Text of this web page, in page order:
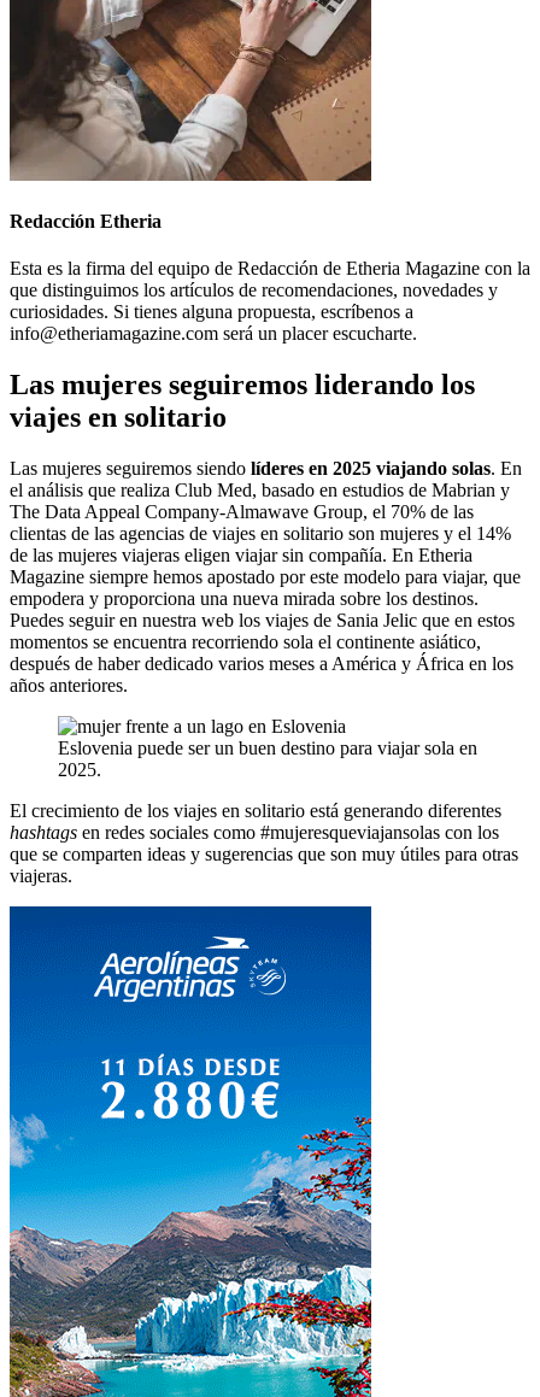
Redacción Etheria
Esta es la firma del equipo de Redacción de Etheria Magazine con la
que distinguimos los artículos de recomendaciones, novedades y
curiosidades. Si tienes alguna propuesta, escríbenos a
info@etheriamagazine.com será un placer escucharte.
Las mujeres seguiremos liderando los
viajes en solitario
Las mujeres seguiremos siendo líderes en 2025 viajando solas. En
el análisis que realiza Club Med, basado en estudios de Mabrian y
The Data Appeal Company-Almawave Group, el 70% de las
clientas de las agencias de viajes en solitario son mujeres y el 14%
de las mujeres viajeras eligen viajar sin compañía. En Etheria
Magazine siempre hemos apostado por este modelo para viajar, que
empodera y proporciona una nueva mirada sobre los destinos.
Puedes seguir en nuestra web los viajes de Sania Jelic que en estos
momentos se encuentra recorriendo sola el continente asiático,
después de haber dedicado varios meses a América y África en los
años anteriores.
Eslovenia puede ser un buen destino para viajar sola en
2025.
El crecimiento de los viajes en solitario está generando diferentes
hashtags en redes sociales como #mujeresqueviajansolas con los
que se comparten ideas y sugerencias que son muy útiles para otras
viajeras.